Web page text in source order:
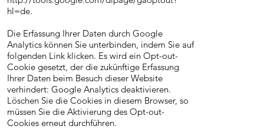
hl=de.
Die Erfassung Ihrer Daten durch Google
Analytics können Sie unterbinden, indem Sie auf
folgenden Link klicken. Es wird ein Opt-out-
Cookie gesetzt, der die zukünftige Erfassung
Ihrer Daten beim Besuch dieser Website
verhindert: Google Analytics deaktivieren.
Löschen Sie die Cookies in diesem Browser, so
müssen Sie die Aktivierung des Opt-out-
Cookies erneut durchführen.